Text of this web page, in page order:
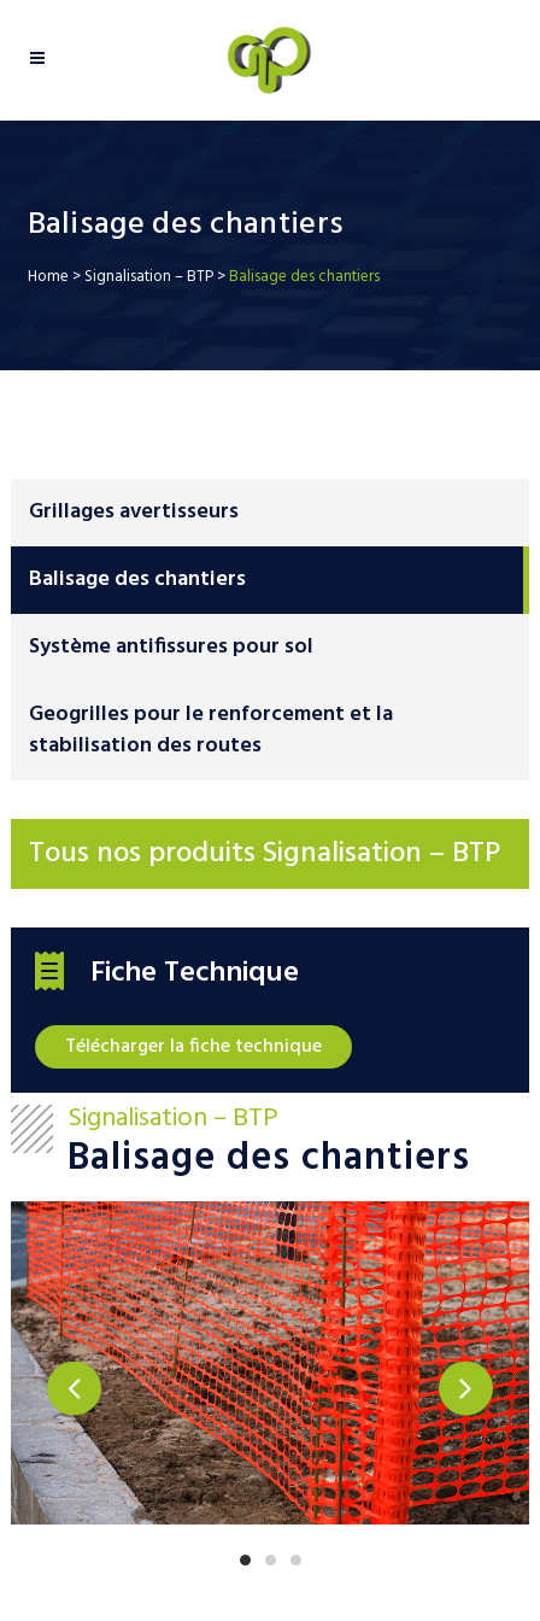
Balisage des chantiers
Home >Signalisation – BTP>Balisage des chantiers
Grillages avertisseurs
Balisage des chantiers
Système antifissures pour sol
Geogrilles pour le renforcement et la
stabilisation des routes
Tous nos produits Signalisation – BTP
Fiche Technique
Télécharger la fiche technique
Balisage des chantiers
Signalisation – BTP